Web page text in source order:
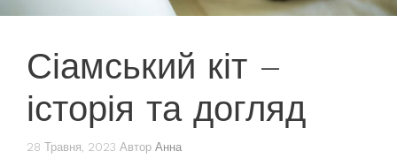
Сіамський кіт –
історія та догляд
28 Травня, 2023 Автор Анна